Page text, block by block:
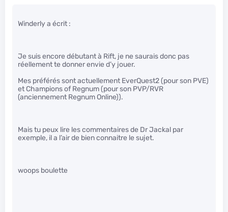
Winderly a écrit :
Je suis encore débutant à Rift, je ne saurais donc pas
réellement te donner envie d’y jouer.
Mes préférés sont actuellement EverQuest2 (pour son PVE)
et Champions of Regnum (pour son PVP/RVR
(anciennement Regnum Online)).
Mais tu peux lire les commentaires de Dr Jackal par
exemple, il a l’air de bien connaitre le sujet.
woops boulette